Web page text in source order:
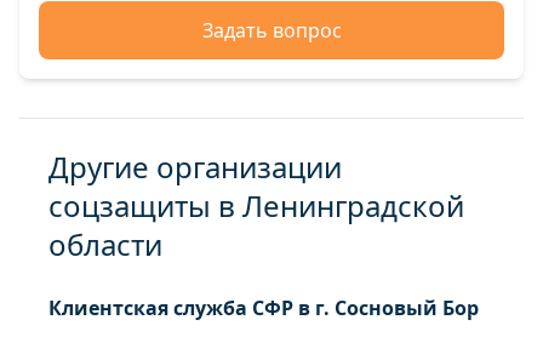
Задать вопрос
Другие организации
соцзащиты в Ленинградской
области
Клиентская служба СФР в г. Сосновый Бор